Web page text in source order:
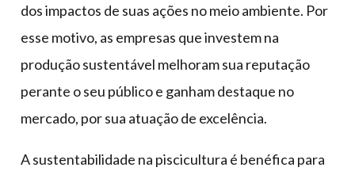
dos impactos de suas ações no meio ambiente. Por
esse motivo, as empresas que investem na
produção sustentável melhoram sua reputação
perante o seu público e ganham destaque no
mercado, por sua atuação de excelência.
A sustentabilidade na piscicultura é benéfica para